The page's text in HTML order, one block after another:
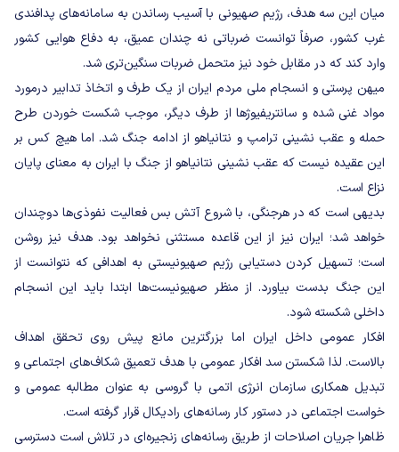
میان این سه هدف، رژیم صهیونی با آسیب رساندن به سامانه‌های پدافندی
غرب کشور، صرفاً توانست ضرباتی نه چندان عمیق، به دفاع هوایی کشور
وارد کند که در مقابل خود نیز متحمل ضربات سنگین‌تری شد.
میهن پرستی و انسجام ملی مردم ایران از یک طرف و اتخاذ تدابیر درمورد
مواد غنی شده و سانتریفیوژها از طرف دیگر، موجب شکست خوردن طرح
حمله و عقب نشینی ترامپ و نتانیاهو از ادامه جنگ شد. اما هیچ کس بر
این عقیده نیست که عقب نشینی نتانیاهو از جنگ با ایران به معنای پایان
نزاع است.
بدیهی است که در هرجنگی، با شروع آتش بس فعالیت نفوذی‌ها دوچندان
خواهد شد؛ ایران نیز از این قاعده مستثنی نخواهد بود. هدف نیز روشن
است؛ تسهیل کردن دستیابی رژیم صهیونیستی به اهدافی که نتوانست از
این جنگ بدست بیاورد. از منظر صهیونیست‌ها ابتدا باید این انسجام
داخلی شکسته شود.
افکار عمومی داخل ایران اما بزرگترین مانع پیش روی تحقق اهداف
بالاست. لذا شکستن سد افکار عمومی با هدف تعمیق شکاف‌های اجتماعی و
تبدیل همکاری سازمان انرژی اتمی با گروسی به عنوان مطالبه عمومی و
خواست اجتماعی در دستور کار رسانه‌های رادیکال قرار گرفته است.
ظاهرا جریان اصلاحات از طریق رسانه‌های زنجیره‌ای در تلاش است دسترسی